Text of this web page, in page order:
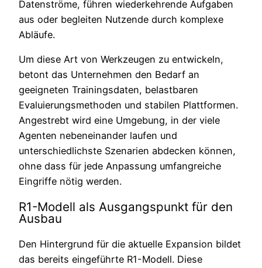
Datenströme, führen wiederkehrende Aufgaben
aus oder begleiten Nutzende durch komplexe
Abläufe.
Um diese Art von Werkzeugen zu entwickeln,
betont das Unternehmen den Bedarf an
geeigneten Trainingsdaten, belastbaren
Evaluierungsmethoden und stabilen Plattformen.
Angestrebt wird eine Umgebung, in der viele
Agenten nebeneinander laufen und
unterschiedlichste Szenarien abdecken können,
ohne dass für jede Anpassung umfangreiche
Eingriffe nötig werden.
R1-Modell als Ausgangspunkt für den
Ausbau
Den Hintergrund für die aktuelle Expansion bildet
das bereits eingeführte R1-Modell. Diese